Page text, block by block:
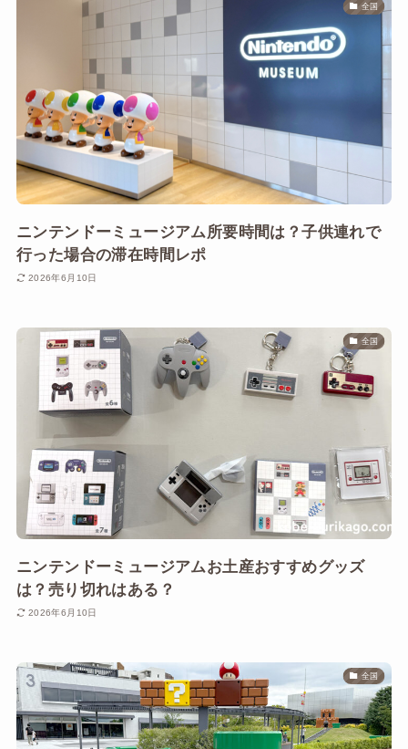
全国
ニンテンドーミュージアム所要時間は？子供連れで
行った場合の滞在時間レポ
2026年6月10日
全国
ニンテンドーミュージアムお土産おすすめグッズ
は？売り切れはある？
2026年6月10日
全国